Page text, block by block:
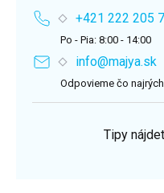
+421 222 205
Po - Pia: 8:00 - 14:00
info@majya.sk
Odpovieme čo
Tipy